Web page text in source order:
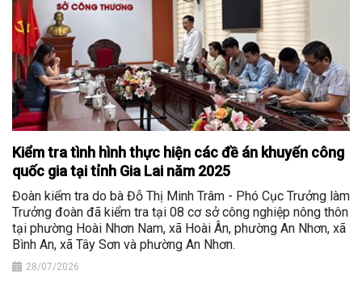
Kiểm tra tình hình thực hiện các đề án khuyến công
quốc gia tại tỉnh Gia Lai năm 2025
Đoàn kiểm tra do bà Đỗ Thị Minh Trâm - Phó Cục Trưởng làm
Trưởng đoàn đã kiểm tra tại 08 cơ sở công nghiệp nông thôn
tại phường Hoài Nhơn Nam, xã Hoài Ân, phường An Nhơn, xã
Bình An, xã Tây Sơn và phường An Nhơn.
28/07/2026